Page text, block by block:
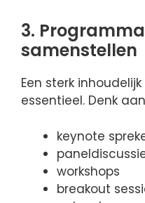
3.
samenstellen
Een sterk
essentieel. Denk
keynote
workshops
breakout